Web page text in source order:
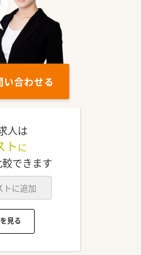
い合わせる
人は
ト に
できます
トに追加
見る